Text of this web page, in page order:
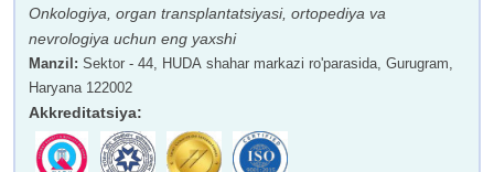
Dr. (Prof.) Ravi Sauhta
Doktor A.S. Nutan
Agarval
Onkologiya, organ transplantatsiyasi, ortopediya va
nevrologiya uchun eng yaxshi
Manzil: Sektor - 44, HUDA shahar markazi ro'parasida, Gurugram,
Haryana 122002
Akkreditatsiya: